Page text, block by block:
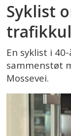
Syklist
En syklist i
sammenstøt
Mossevei.